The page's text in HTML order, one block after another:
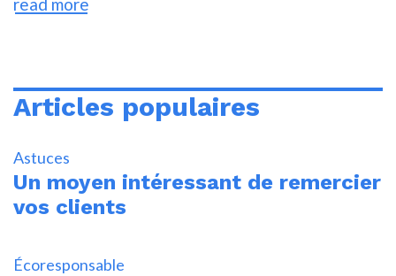
read more
Articles populaires
Astuces
Un moyen intéressant de remercier
vos clients
Écoresponsable